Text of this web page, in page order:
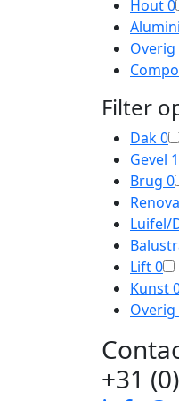
Hout0
Overig
Filter
Dak0
Gevel 1
Brug 0
Luifel/
Lift0
Kunst
Overig
+31